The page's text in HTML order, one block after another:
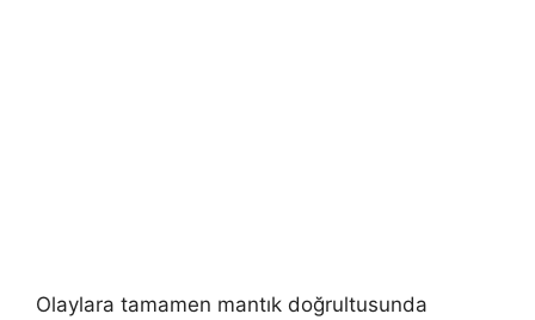
Olaylara tamamen mantık doğrultusunda